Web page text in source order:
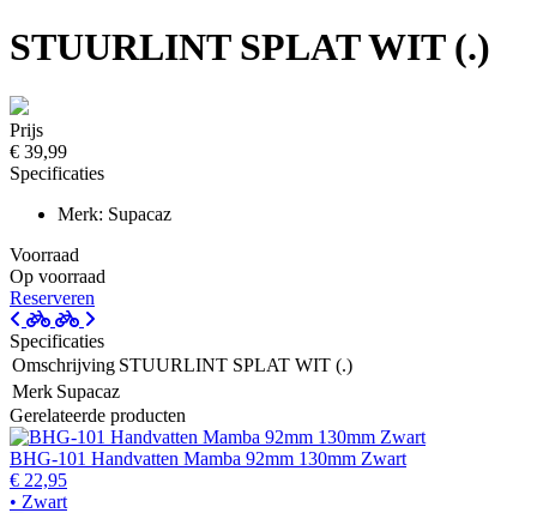
STUURLINT SPLAT WIT (.)
Prijs
€ 39,99
Specificaties
Merk: Supacaz
Voorraad
Op voorraad
Reserveren
Specificaties
Omschrijving STUURLINT SPLAT WIT (.)
Merk Supacaz
Gerelateerde producten
BHG-101 Handvatten Mamba 92mm 130mm Zwart
€ 22,95
• Zwart